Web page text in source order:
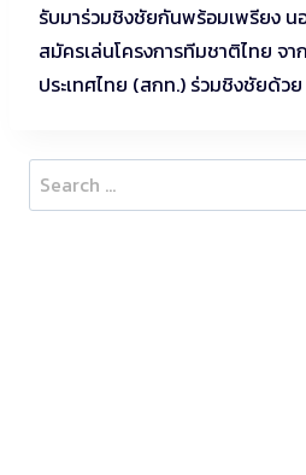
รับมาร่วมชิงชัยกันพร้อมเพรียง
สมัครเล่นโครงการทีมชาติไทย จ
ประเทศไทย (สกท.) ร่วมชิงชัยด้วย
Search
for: